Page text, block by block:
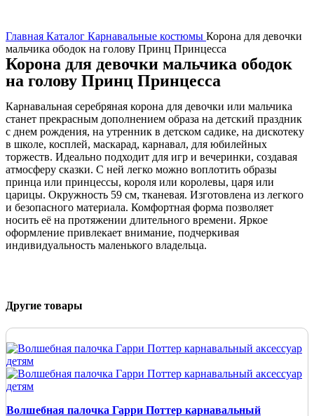
Главная Каталог Карнавальные костюмы Корона для девочки
мальчика ободок на голову Принц Принцесса
Корона для девочки мальчика ободок
на голову Принц Принцесса
Карнавальная серебряная корона для девочки или мальчика
станет прекрасным дополнением образа на детский праздник
с днем рождения, на утренник в детском садике, на дискотеку
в школе, косплей, маскарад, карнавал, для юбилейных
торжеств. Идеально подходит для игр и вечеринки, создавая
атмосферу сказки. С ней легко можно воплотить образы
принца или принцессы, короля или королевы, царя или
царицы. Окружность 59 см, тканевая. Изготовлена из легкого
и безопасного материала. Комфортная форма позволяет
носить её на протяжении длительного времени. Яркое
оформление привлекает внимание, подчеркивая
индивидуальность маленького владельца.
Другие товары
Волшебная палочка Гарри Поттер карнавальный